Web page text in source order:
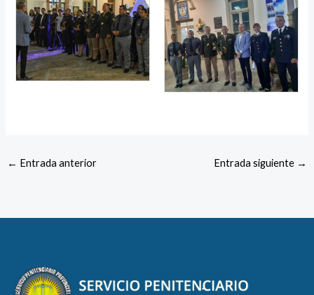
← Entrada anterior Entrada siguiente →